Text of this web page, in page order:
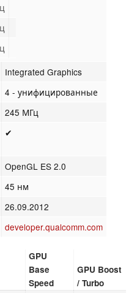
Integrated Graphics
4 - унифицированные
245 МГц
✔
OpenGL ES 2.0
45 нм
26.09.2012
developer.qualcomm.com
GPU
Base
Speed
GPU Boost
/ Turbo